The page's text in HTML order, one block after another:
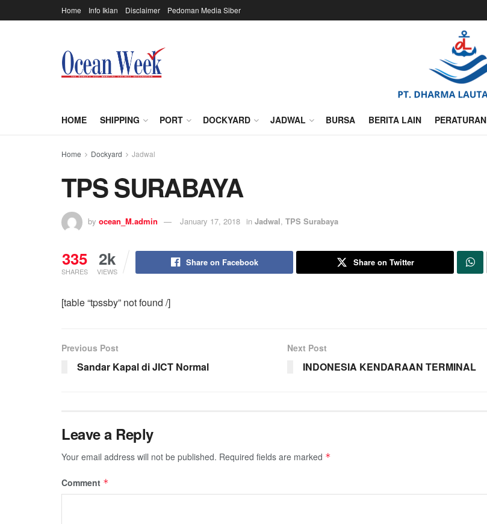
Home Info Iklan Disclaimer Pedoman Media Siber
HOME SHIPPING PORT DOCKYARD JADWAL BURSA BERITA LAIN PERATURAN
Home Dockyard Jadwal
TPS SURABAYA
by ocean_M.admin January 17, 2018 in Jadwal, TPS Surabaya
335
SHARES
2k
VIEWS
Share on Facebook Share on Twitter
[table “tpssby” not found /]
Previous Post
Sandar Kapal di JICT Normal
Next Post
INDONESIA KENDARAAN TERMINAL
Leave a Reply
Your email address will not be published. Required fields are marked *
Comment *